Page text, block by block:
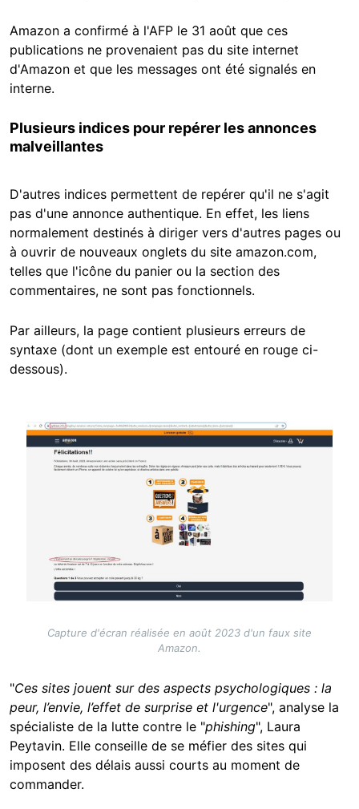
Amazon a confirmé à l'AFP le 31 août que ces
publications ne provenaient pas du site internet
d'Amazon et que les messages ont été signalés en
interne.
Plusieurs indices pour repérer les annonces
malveillantes
D'autres indices permettent de repérer qu'il ne s'agit
pas d'une annonce authentique. En effet, les liens
normalement destinés à diriger vers d'autres pages ou
à ouvrir de nouveaux onglets du site amazon.com,
telles que l'icône du panier ou la section des
commentaires, ne sont pas fonctionnels.
Par ailleurs, la page contient plusieurs erreurs de
syntaxe (dont un exemple est entouré en rouge ci-
dessous).
Image
Capture d'écran réalisée en août 2023 d'un faux site
Amazon.
"Ces sites jouent sur des aspects psychologiques : la
peur, l’envie, l’effet de surprise et l'urgence", analyse la
spécialiste de la lutte contre le "phishing", Laura
Peytavin. Elle conseille de se méfier des sites qui
imposent des délais aussi courts au moment de
commander.